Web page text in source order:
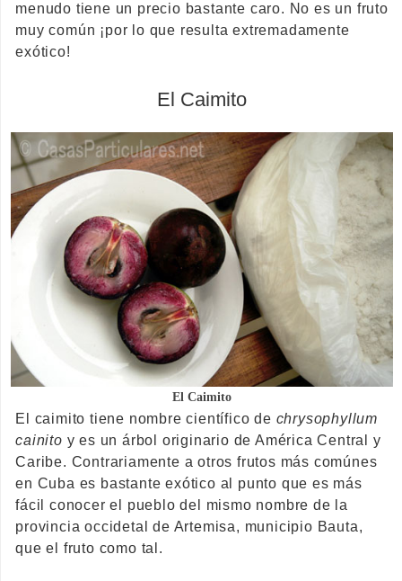
menudo tiene un precio bastante caro. No es un fruto
muy común ¡por lo que resulta extremadamente
exótico!
El Caimito
El Caimito
El caimito tiene nombre científico de chrysophyllum
cainito y es un árbol originario de América Central y
Caribe. Contrariamente a otros frutos más comúnes
en Cuba es bastante exótico al punto que es más
fácil conocer el pueblo del mismo nombre de la
provincia occidetal de Artemisa, municipio Bauta,
que el fruto como tal.